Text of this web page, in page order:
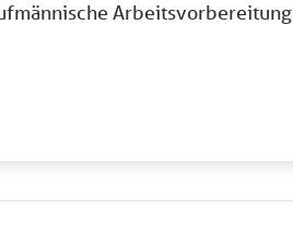
Arbeitsvorbereitung